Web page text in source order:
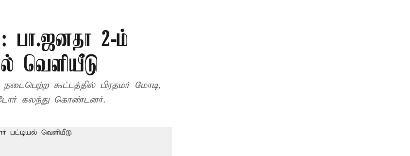
பா.ஜனதா 2-ம்
வெளியீடு
கூட்டத்தில் பிரதமர் மோடி,
கலந்து கொண்டனர்.